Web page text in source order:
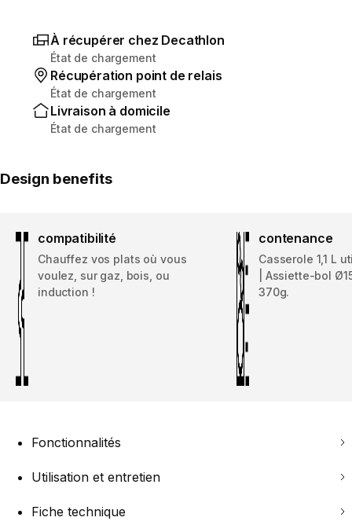
À récupérer chez Decathlon
État de chargement
Récupération point de relais
État de chargement
Livraison à domicile
État de chargement
Design benefits
compatibilité
Chauffez vos plats où vous
voulez, sur gaz, bois, ou
induction !
contenance
Casserole 1,1 L
| Assiette-bol
370g.
Fonctionnalités
Utilisation et entretien
Fiche technique